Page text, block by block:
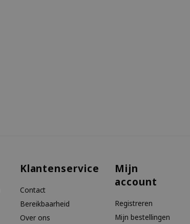
Klantenservice
Contact
Bereikbaarheid
Over ons
Mijn
account
Registreren
Mijn bestellingen